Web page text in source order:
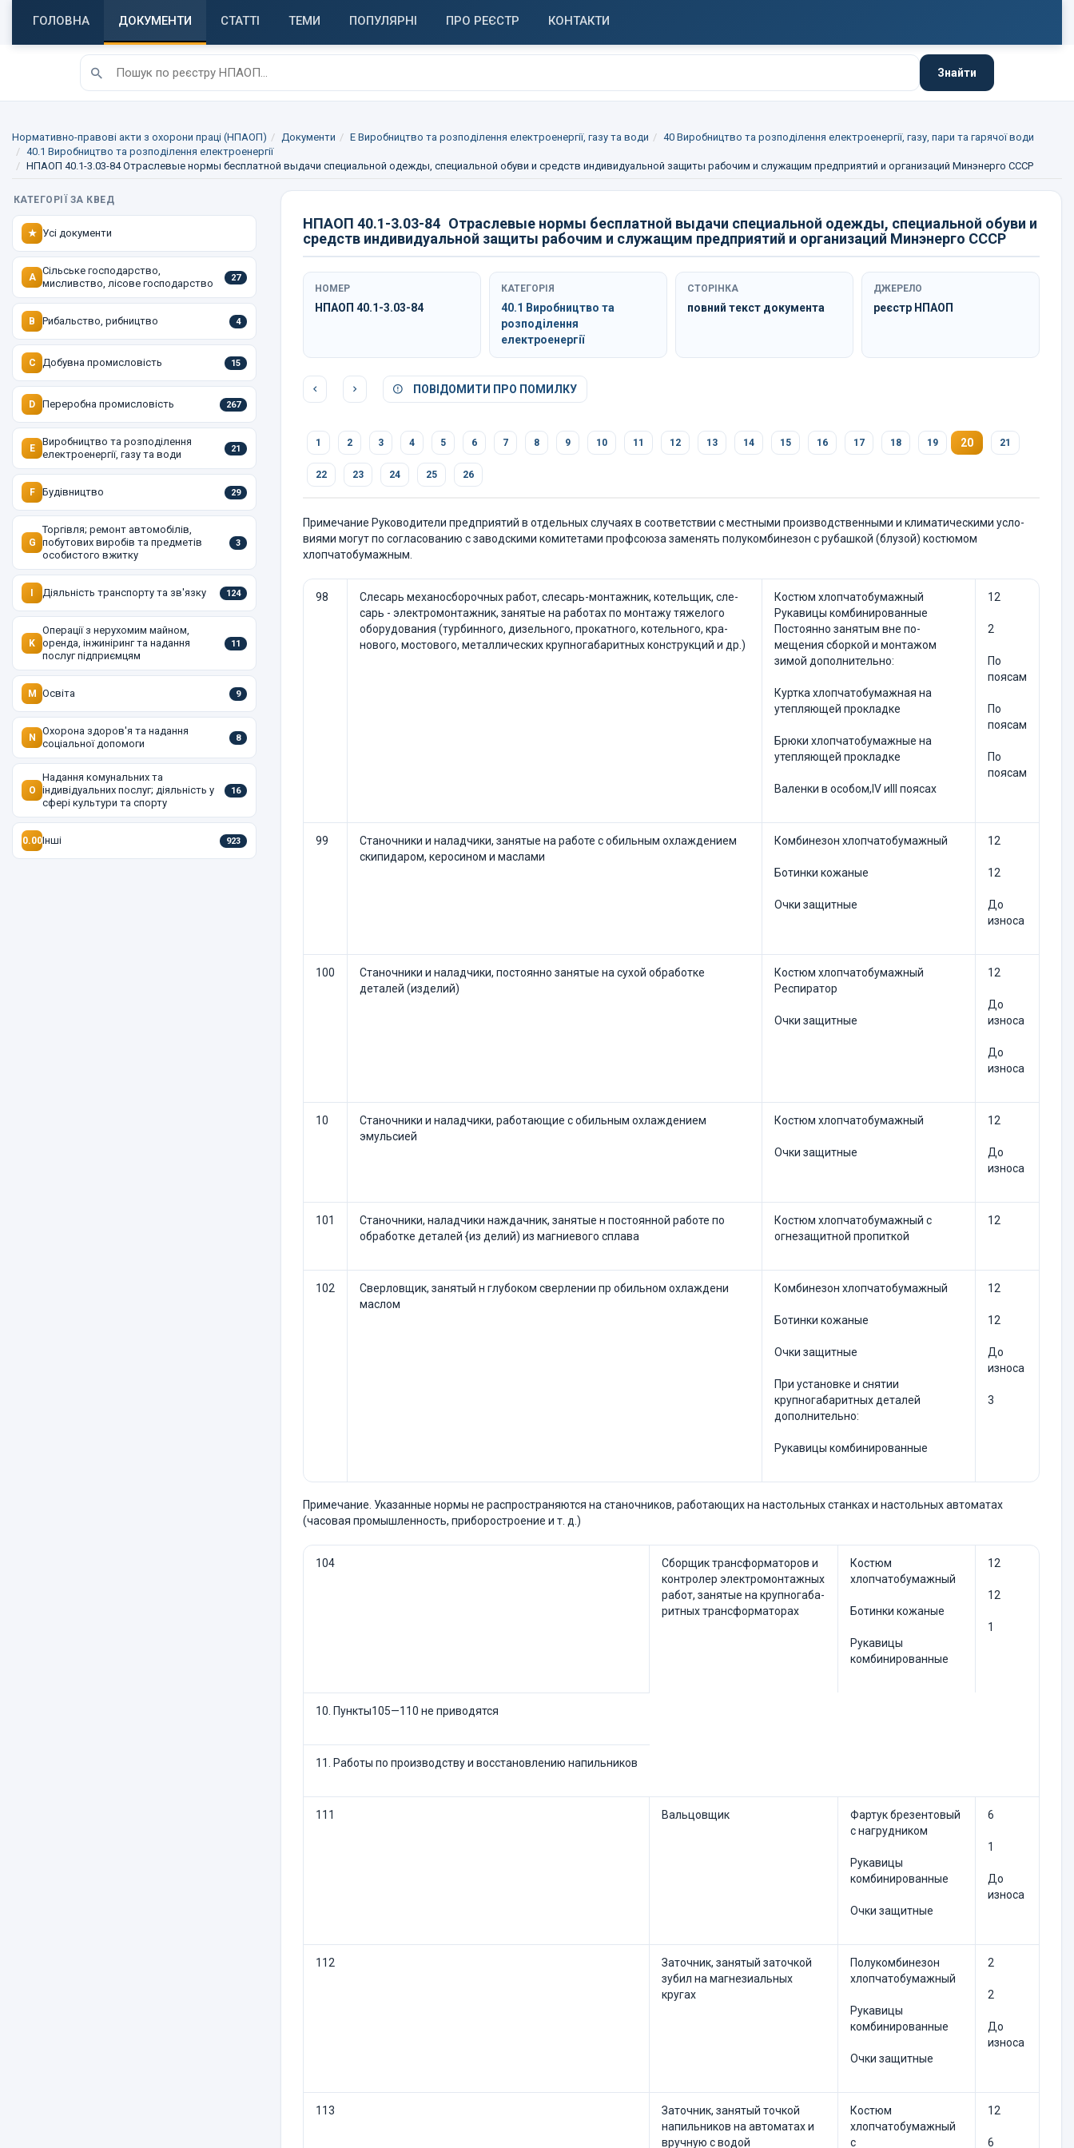
ГОЛОВНА ДОКУМЕНТИ СТАТТІ ТЕМИ ПОПУЛЯРНІ ПРО РЕЄСТР КОНТАКТИ
Знайти
Нормативно-правові акти з охорони праці (НПАОП) Документи E Виробництво та розподілення електроенергії, газу та води
40 Виробництво та розподілення електроенергії, газу, пари та гарячої води
40.1 Виробництво та розподілення електроенергії
НПАОП 40.1-3.03-84 Отраслевые нормы бесплатной выдачи специальной одежды, специальной обуви и средств индивидуальной защиты рабочим и служащим предприятий и организаций Минэнерго СССР
КАТЕГОРІЇ ЗА КВЕД
★ Усі документи
A
Сільське господарство,
мисливство, лісове господарство
27
B Рибальство, рибництво 4
C Добувна промисловість 15
D Переробна промисловість 267
E
Виробництво та розподілення
електроенергії, газу та води
21
F Будівництво 29
G
Торгівля; ремонт автомобілів,
побутових виробів та предметів
особистого вжитку
3
I Діяльність транспорту та зв'язку 124
K
Операції з нерухомим майном,
оренда, інжиніринг та надання
послуг підприємцям
11
M Освіта 9
N
Охорона здоров'я та надання
соціальної допомоги
8
O
Надання комунальних та
індивідуальних послуг; діяльність у
сфері культури та спорту
16
0.00Інші 923
НПАОП 40.1-3.03-84 Отраслевые нормы бесплатной выдачи специальной одежды, специальной обуви и
средств индивидуальной защиты рабочим и служащим предприятий и организаций Минэнерго СССР
НОМЕР
НПАОП 40.1-3.03-84
КАТЕГОРІЯ
40.1 Виробництво та
розподілення
електроенергії
СТОРІНКА
повний текст документа
ДЖЕРЕЛО
реєстр НПАОП
ПОВІДОМИТИ ПРО ПОМИЛКУ
1 2 3 4 5 6 7 8 9 10 11 12 13 14 15 16 17 18 19 20 21
22 23 24 25 26
Примечание Руководители предприятий в отдельных случаях в соответствии с местными производственными и климатическими усло­
виями могут по согласованию с заводскими комитетами профсоюза за­менять полукомбинезон с рубашкой (блузой) костюмом
хлопчатобу­мажным.
98
Слесарь механосборочных работ, слесарь-мон­тажник, котельщик, сле­
сарь - электромонтажник, занятые на работах по монтажу тяжелого
оборудования (турбинного, дизельного, про­катного, котельного, кра­
нового, мостового, металлических крупногабаритных конструкций и др.)
Костюм хлопчатобумажный
Рукавицы комбинированные
Постоянно занятым вне по­
мещения сборкой и монта­жом
зимой дополнительно:
Куртка хлопчатобумажная на
утепляющей прокладке
Брюки хлопчатобумажные на
утепляющей прокладке
Валенки в особом,IV иIII поясах
12
2
По
поясам
По
поясам
По
поясам
99
Станочники и наладчи­ки, занятые на работе с обильным охлаждением
скипидаром, керосином и маслами
Комбинезон хлопчатобумажный
Ботинки кожаные
Очки защитные
12
12
До
износа
100
Станочники и наладчики, постоянно занятые на сухой обработке
деталей (изделий)
Костюм хлопчатобумажный
Респиратор
Очки защитные
12
До
износа
До
износа
10
Станочники и наладчики, работающие с обильным охлаждением
эмульсией
Костюм хлопчатобумажный
Очки защитные
12
До
износа
101
Станочники, наладчики наждачник, занятые н постоянной работе по
обработке деталей {из делий) из магниевого сплава
Костюм хлопчатобумажный с
огнезащитной пропиткой
12
102
Сверловщик, занятый н глубоком сверлении пр обильном охлаждени
маслом
Комбинезон хлопчатобумажный
Ботинки кожаные
Очки защитные
При установке и снятии
крупногабаритных деталей
дополнительно:
Рукавицы комбинированные
12
12
До
износа
3
Примечание. Указанные нормы не распространяются на ста­ночников, работающих на настольных станках и настольных автоматах
(часовая промышленность, приборостроение и т. д.)
104
Сборщик трансформато­ров и
контролер элек­тромонтажных
работ, занятые на крупногаба­
ритных трансформато­рах
Костюм
хлопчатобумажный
Ботинки кожаные
Рукавицы
комбинированные
12
12
1
10. Пункты105—110 не приводятся
11. Работы по производству и восстановлению напильников
111 Вальцовщик
Фартук брезентовый
с нагруд­ником
Рукавицы
комбинированные
Очки защитные
6
1
До
износа
112
Заточник, занятый за­точкой
зубил на магне­зиальных
кругах
Полукомбинезон
хлопчатобу­мажный
Рукавицы
комбинированные
Очки защитные
2
2
До
износа
113
Заточник, занятый точ­кой
напильников на ав­томатах и
вручную с во­дой
Костюм
хлопчатобумажный
с
12
6